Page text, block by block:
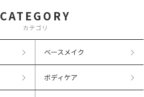
CATEGORY
カテゴリ
ベースメイク
ボディケア